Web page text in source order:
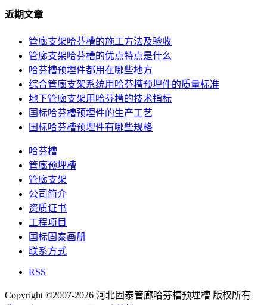
近期文章
管廊支架哈芬槽的施工方法及验收
管廊支架哈芬槽的优点特点是什么
哈芬槽预埋件都用在哪些地方
综合管廊支架系统用哈芬槽预埋件的质量标准
地下管廊支架用哈芬槽的技术指标
国标哈芬槽预埋件的生产工艺
国标哈芬槽预埋件有哪些规格
哈芬槽
管廊预埋槽
管廊支架
公司简介
资质证书
工程项目
国标固泰画册
联系方式
RSS
Copyright ©2007-2026 河北固泰管廊哈芬槽预埋槽 版权所有